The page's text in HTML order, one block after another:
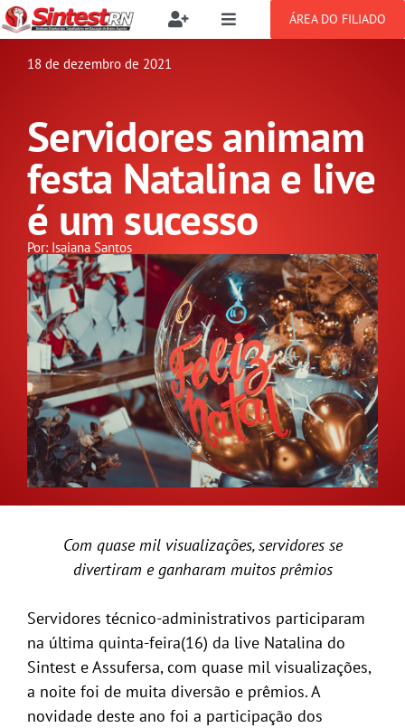
Ir
para
Toggle
Buscar
resultados
Filie-se
Benefícios
Setor jurídico
Toggle
SOBRE
NOTÍCIAS
PUBLICAÇÕES
CONGRESSOS
GREVE
DOCUMENTOS
GALERIA
ÁREA DO FILIADO
18 de dezembro de 2021
Servidores animam
festa Natalina e live
é um sucesso
Por: Isaiana Santos
Com quase mil visualizações, servidores se
divertiram e ganharam muitos prêmios
Servidores técnico-administrativos participaram
na última quinta-feira(16) da live Natalina do
Sintest e Assufersa, com quase mil visualizações,
a noite foi de muita diversão e prêmios. A
novidade deste ano foi a participação dos